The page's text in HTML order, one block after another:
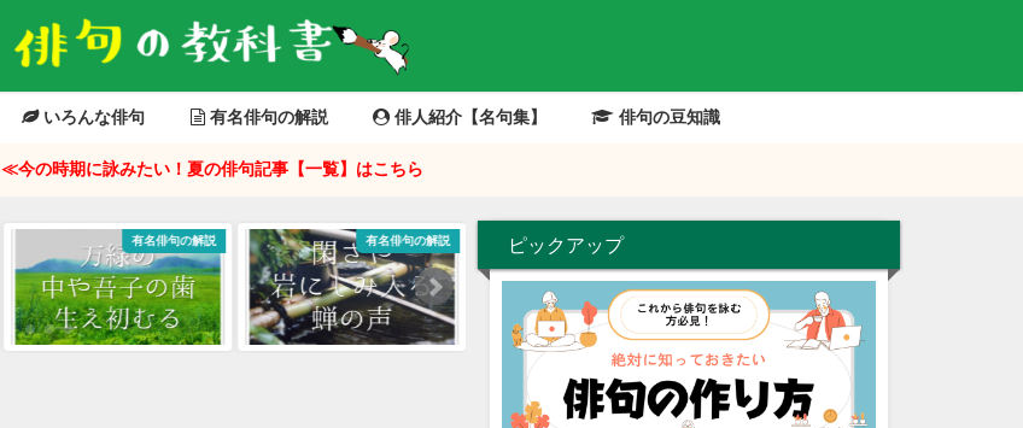
いろんな俳句 有名俳句の解説 俳人紹介【名句集】 俳句の豆知識
≪今の時期に詠みたい！夏の俳句記事【一覧】はこちら
有名俳句の解説 有名俳句の解説ピックアップ